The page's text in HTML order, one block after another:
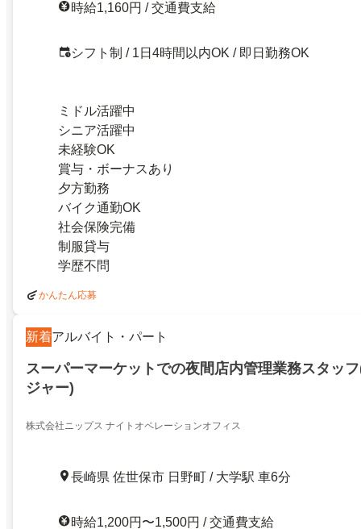
時給1,160円 / 交通費支給
シフト制 / 1日4時間以内OK / 即日勤務OK
ミドル活躍中
シニア活躍中
未経験OK
賞与・ボーナスあり
夕方勤務
バイク通勤OK
社会保険完備
制服貸与
学歴不問
かんたん応募
新着アルバイト・パート
スーパーマーケットでの夜間店内管理業務スタッ
ジャー)
株式会社ニップス ナイトオペレーションオフィス
長崎県 佐世保市 日野町 / 大学駅 車6分
時給1,200円〜1,500円 / 交通費支給